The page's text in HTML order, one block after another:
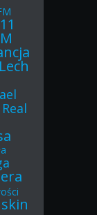
Lech
Real
skin